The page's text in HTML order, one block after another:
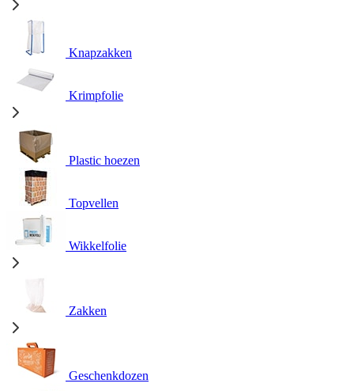
Knapzakken
Krimpfolie
Plastic hoezen
Topvellen
Wikkelfolie
Zakken
Geschenkdozen